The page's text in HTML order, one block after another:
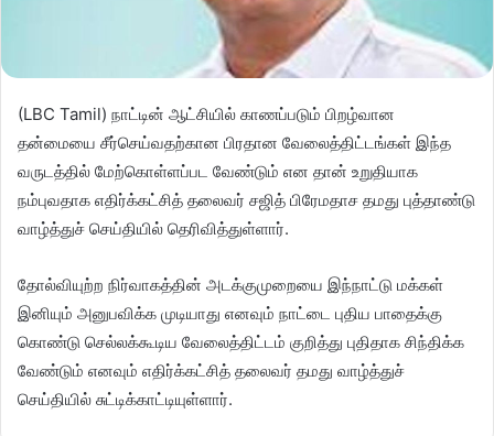
(LBC Tamil) நாட்டின் ஆட்சியில் காணப்படும் பிறழ்வான
தன்மையை சீர்செய்வதற்கான பிரதான வேலைத்திட்டங்கள் இந்த
வருடத்தில் மேற்கொள்ளப்பட வேண்டும் என தான் உறுதியாக
நம்புவதாக எதிர்க்கட்சித் தலைவர் சஜித் பிரேமதாச தமது புத்தாண்டு
வாழ்த்துச் செய்தியில் தெரிவித்துள்ளார்.
தோல்வியுற்ற நிர்வாகத்தின் அடக்குமுறையை இந்நாட்டு மக்கள்
இனியும் அனுபவிக்க முடியாது எனவும் நாட்டை புதிய பாதைக்கு
கொண்டு செல்லக்கூடிய வேலைத்திட்டம் குறித்து புதிதாக சிந்திக்க
வேண்டும் எனவும் எதிர்க்கட்சித் தலைவர் தமது வாழ்த்துச்
செய்தியில் சுட்டிக்காட்டியுள்ளார்.